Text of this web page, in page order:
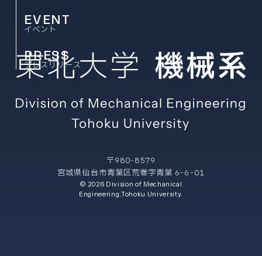
EVENT
イベント
PRESS
プレスリリース
〒980-8579
宮城県仙台市青葉区荒巻字青葉 6-6-01
© 2026 Division of Mechanical
Engineering,Tohoku University.